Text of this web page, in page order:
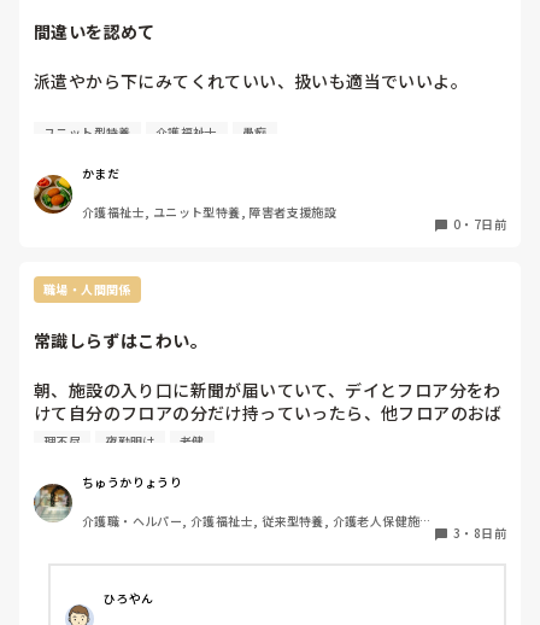
間違いを認めて
派遣やから下にみてくれていい、扱いも適当でいいよ。
でも、間違った情報教えるの辞めてくれ。間違いはだれでも
れ。
一応、わてしも業務効率考えて動いてるんすわ。
ユニット型特養 介護福祉士 愚痴
かまだ
介護福祉士, ユニット型特養, 障害者支援施設
0 ・ 7日前
職場・人間関係
常識しらずはこわい。
朝、施設の入り口に新聞が届いていて、デイとフロア分をわ
けて自分のフロアの分だけ持っていったら、他フロアのおば
さん（常識知らず）がどなりこんで来た。
理不尽 夜勤明け 老健
ちゅうかりょうり
介護職・ヘルパー, 介護福祉士, 従来型特養, 介護老人保健施
3 ・ 8日前
ひろやん